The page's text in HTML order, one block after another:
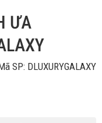
ƯA
SP: DLUXURYGALAXY